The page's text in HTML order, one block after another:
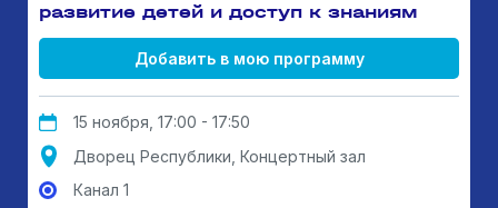
развитие детей и доступ к знаниям
Добавить в мою программу
15 ноября, 17:00 - 17:50
Дворец Республики, Концертный зал
Канал 1